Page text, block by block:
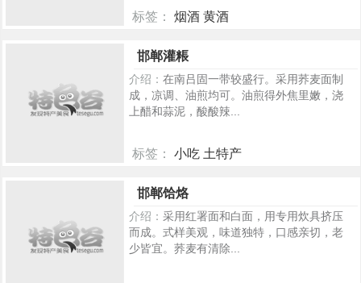
标签： 烟酒 黄酒
邯郸灌粻
介绍： 在南吕固一带较盛行。采用荞麦面制
成，凉调、油煎均可。油煎得外焦里嫩，浇
上醋和蒜泥，酸酸辣...
标签： 小吃 土特产
邯郸饸烙
介绍： 采用红署面和白面，用专用炊具挤压
而成。式样美观，味道独特，口感亲切，老
少皆宜。荞麦有清除...